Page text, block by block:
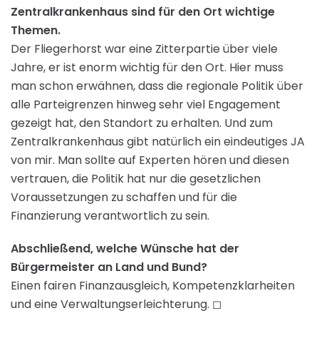
Zentralkrankenhaus sind für den Ort wichtige
Themen.
Der Fliegerhorst war eine Zitterpartie über viele
Jahre, er ist enorm wichtig für den Ort. Hier muss
man schon erwähnen, dass die regionale Politik über
alle Parteigrenzen hinweg sehr viel Engagement
gezeigt hat, den Standort zu erhalten. Und zum
Zentralkrankenhaus gibt natürlich ein eindeutiges JA
von mir. Man sollte auf Experten hören und diesen
vertrauen, die Politik hat nur die gesetzlichen
Voraussetzungen zu schaffen und für die
Finanzierung verantwortlich zu sein.
Abschließend, welche Wünsche hat der
Bürgermeister an Land und Bund?
Einen fairen Finanzausgleich, Kompetenzklarheiten
und eine Verwaltungserleichterung. ◻